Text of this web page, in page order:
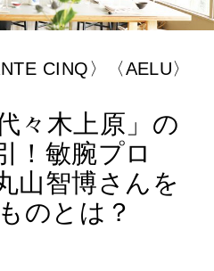
できること
を耕す
生って？
CINQ〉〈AELU〉
々木上原」の
！敏腕プロ
山智博さんを
のとは？